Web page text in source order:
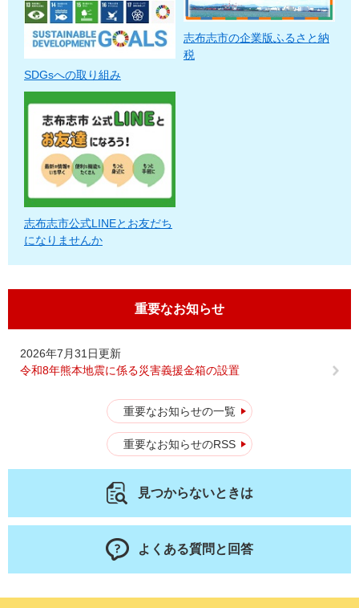
SDGsへの取り組み
志布志市の企業版ふるさと納
税
志布志市公式LINEとお友だち
になりませんか
重要なお知らせ
2026年7月31日更新
令和8年熊本地震に係る災害義援金箱の設置
重要なお知らせの一覧
重要なお知らせのRSS
見つからないときは
よくある質問と回答